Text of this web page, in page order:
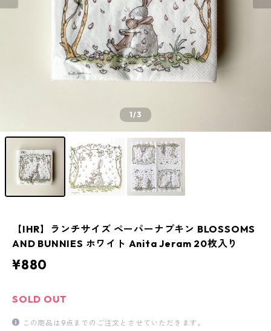
1/3
【IHR】ランチサイズ ペーパーナプキン BLOSSOMS
AND BUNNIES ホワイト Anita Jeram 20枚入り
¥880
SOLD OUT
この商品は9点までのご注文とさせていただきます。